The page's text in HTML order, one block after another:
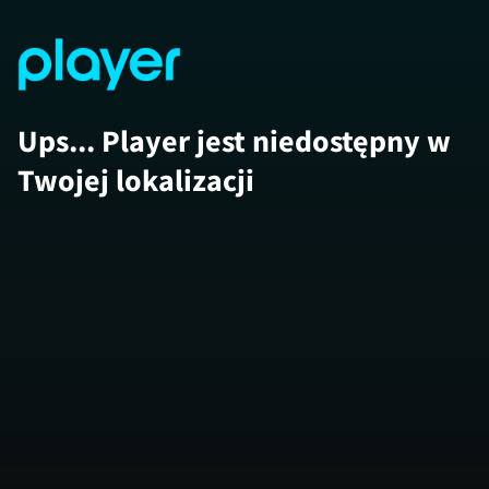
Ups... Player jest niedostępny w
Twojej lokalizacji